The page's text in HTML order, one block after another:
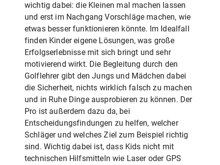
wichtig dabei: die Kleinen mal machen lassen
und erst im Nachgang Vorschläge machen, wie
etwas besser funktionieren könnte. Im Idealfall
finden Kinder eigene Lösungen, was große
Erfolgserlebnisse mit sich bringt und sehr
motivierend wirkt. Die Begleitung durch den
Golflehrer gibt den Jungs und Mädchen dabei
die Sicherheit, nichts wirklich falsch zu machen
und in Ruhe Dinge ausprobieren zu können. Der
Pro ist außerdem dazu da, bei
Entscheidungsfindungen zu helfen, welcher
Schläger und welches Ziel zum Beispiel richtig
sind. Wichtig dabei ist, dass Kids nicht mit
technischen Hilfsmitteln wie Laser oder GPS